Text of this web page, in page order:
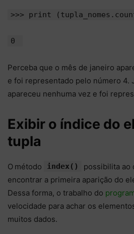
>>> print
0
Perceba que o mês de janeiro
e foi representado pelo número 4.
apareceu nenhuma vez e foi
Exibir o índice do
tupla
O método index()
possibilita ao
encontrar a primeira aparição do
Dessa forma, o trabalho do
velocidade para achar os
muitos dados.